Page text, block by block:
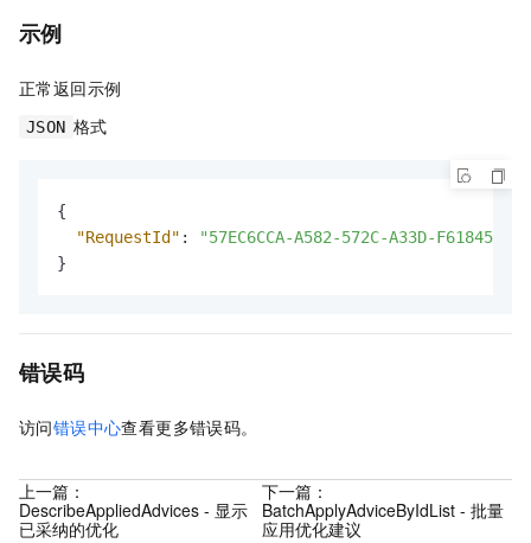
示例
正常返回示例
JSON 格式
{
"RequestId" :
"57EC6CCA-A582-572C-A33D-
}
错误码
访问错误中心查看更多错误码。
上一篇：
DescribeAppliedAdvices - 显示
已采纳的优化
下一篇：
BatchApplyAdviceByIdList - 批量
应用优化建议